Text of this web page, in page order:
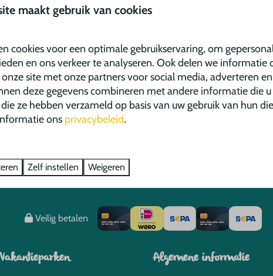
om op de hoogte gehouden worden over de ontwikkelingen op
Veilig betalen
Algemene informatie
maakt gebruik van cookies
cookies voor een optimale gebruikservaring, om
en ons verkeer te analyseren. Ook delen we informatie
site met onze partners voor social media, adverteren
deze gegevens combineren met andere informatie die
ze hebben verzameld op basis van uw gebruik van hun
ons privacybeleid.
Zelf instellen Weigeren